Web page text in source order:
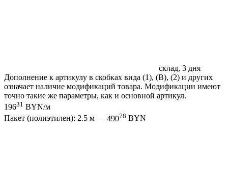
склад, 3 дня
Дополнение к артикулу в скобках вида (1), (B), (2) и других
означает наличие модификаций товара. Модификации имеют
точно такие же параметры, как и основной артикул.
19631 BYN/м
Пакет (полиэтилен): 2.5 м — 49078 BYN